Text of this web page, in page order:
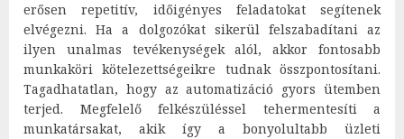
erősen repetitív, időigényes feladatokat segítenek
elvégezni. Ha a dolgozókat sikerül felszabadítani az
ilyen unalmas tevékenységek alól, akkor fontosabb
munkaköri kötelezettségeikre tudnak összpontosítani.
Tagadhatatlan, hogy az automatizáció gyors ütemben
terjed. Megfelelő felkészüléssel tehermentesíti a
munkatársakat, akik így a bonyolultabb üzleti